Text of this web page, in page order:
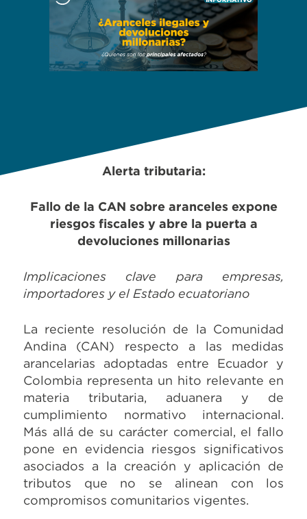
Alerta tributaria:
Fallo de la CAN sobre aranceles expone
riesgos fiscales y abre la puerta a
devoluciones millonarias
Implicaciones clave para empresas,
importadores y el Estado ecuatoriano
La reciente resolución de la Comunidad
Andina (CAN) respecto a las medidas
arancelarias adoptadas entre Ecuador y
Colombia representa un hito relevante en
materia tributaria, aduanera y de
cumplimiento normativo internacional.
Más allá de su carácter comercial, el fallo
pone en evidencia riesgos significativos
asociados a la creación y aplicación de
tributos que no se alinean con los
compromisos comunitarios vigentes.